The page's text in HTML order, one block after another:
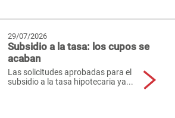
29/07/2026
Subsidio a la tasa: los cupos se
acaban
Las solicitudes aprobadas para el
subsidio a la tasa hipotecaria ya...